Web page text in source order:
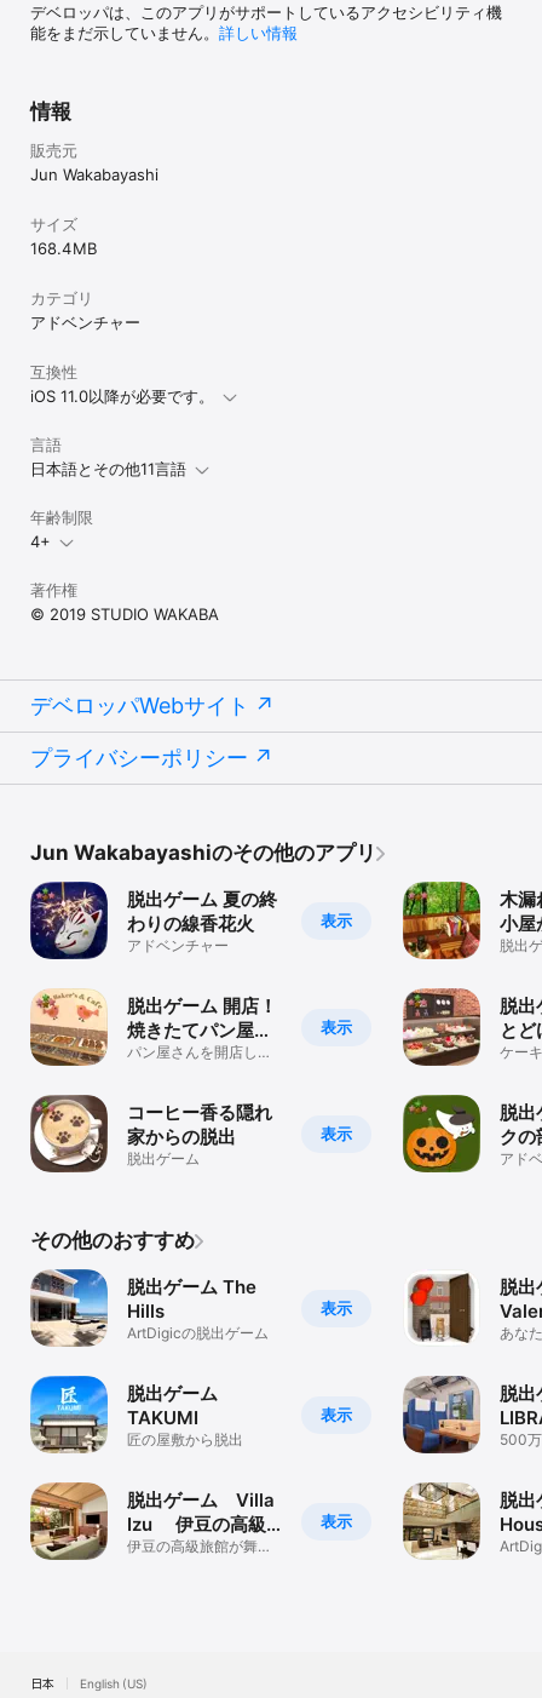
デベロッパは、このアプリがサポートしているアクセシビリティ機
能をまだ示していません。 詳しい情報
情報
販売元
Jun Wakabayashi
サイズ
168.4 MB
カテゴリ
アドベンチャー
互換性
iOS 11.0以降が必要です。
言語
日本語とその他11言語
年齢制限
4+
著作権
© 2019 STUDIO WAKABA
デベロッパWebサイト
プライバシーポリシー
Jun Wakabayashiのその他のアプリ
表示
脱出ゲーム 夏の終
わりの線香花火
アドベンチャー
表示
脱出ゲーム 開店！
焼きたてパン屋さ
ん
パン屋さんを開店しま
表示
コーヒー香る隠れ
家からの脱出
脱出ゲーム
木漏
小屋
脱出
脱出
と
さん
ケー
脱出
クの
アド
その他のおすすめ
表示
脱出ゲーム The
Hills
ArtDigicの脱出ゲーム
表示
脱出ゲーム
TAKUMI
匠の屋敷から脱出
表示
脱出ゲーム Villa
Izu 伊豆の高級
旅館からの脱出
伊豆の高級旅館が舞台
脱出
恋の
あな
脱出
な
500
脱
日本 English (US)